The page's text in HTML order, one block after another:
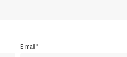
E-mail*